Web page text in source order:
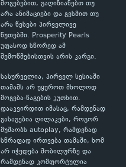
მოგებებით, გაღიზიანებთ თუ
არა ანიმაციები და გესმით თუ
არა წესები პირველივე
წუთებში. Prosperity Pearls
უფასოდ სწორედ ამ
შემოწმებისთვის არის კარგი.
სასურველია, პირველ სესიაში
თამაშს არ უყუროთ მხოლოდ
მოგება-წაგების კუთხით.
დააკვირდით იმასაც, რამდენად
გასაგებია ღილაკები, როგორ
მუშაობს autoplay, რამდენად
სწრაფად ირთვება თამაში, ხომ
არ იჭედება მობილურზე და
რამდენად კომფორტულია